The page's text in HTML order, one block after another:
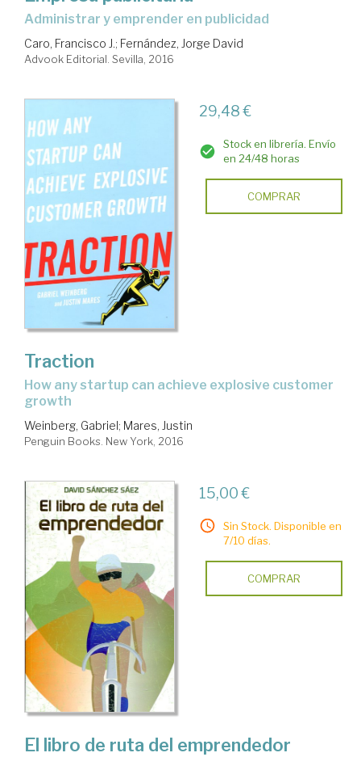
administrar y emprender en publicidad
Caro, Francisco J.; Fernández, Jorge David
Advook Editorial. Sevilla, 2016
29,48 €
Stock en librería. Envío
en 24/48 horas
COMPRAR
Traction
how any startup can achieve explosive customer
growth
Weinberg, Gabriel; Mares, Justin
Penguin Books. New York, 2016
15,00 €
Sin Stock. Disponible en
7/10 días.
COMPRAR
El libro de ruta del emprendedor